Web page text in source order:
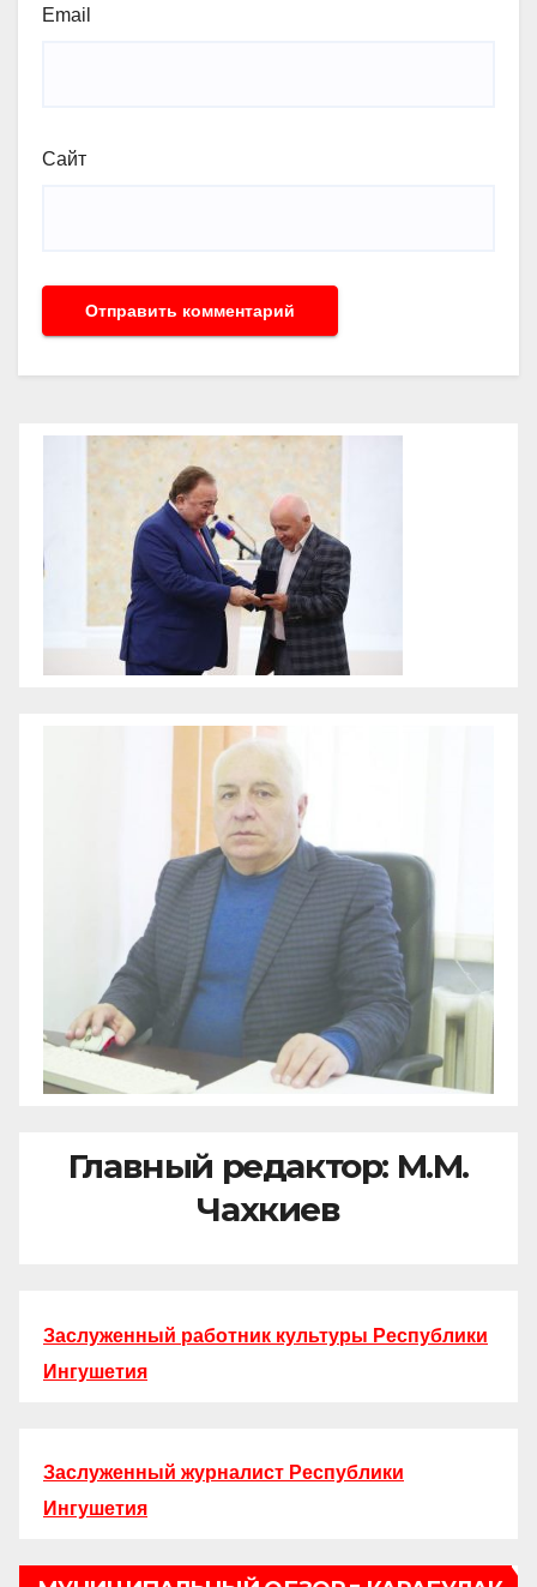
Email
Сайт
Главный редактор: М.М.
Чахкиев
Заслуженный работник культуры Республики
Ингушетия
Заслуженный журналист Республики
Ингушетия